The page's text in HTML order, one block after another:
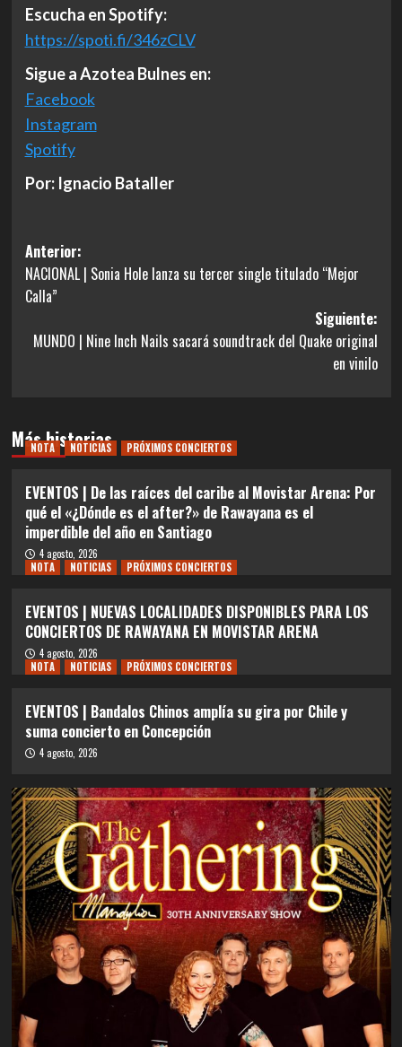
Escucha en Spotify:
https://spoti.fi/346zCLV
Sigue a Azotea Bulnes en:
Facebook
Instagram
Spotify
Por: Ignacio Bataller
Navegación
de
entradas
Anterior:
NACIONAL | Sonia Hole lanza su tercer single titulado “Mejor
Calla”
Siguiente:
MUNDO | Nine Inch Nails sacará soundtrack del Quake original
en vinilo
Más historias
NOTA NOTICIAS PRÓXIMOS CONCIERTOS
EVENTOS | De las raíces del caribe al Movistar Arena: Por
qué el «¿Dónde es el after?» de Rawayana es el
imperdible del año en Santiago
4 agosto, 2026
NOTA
NOTICIAS PRÓXIMOS CONCIERTOS
EVENTOS | NUEVAS LOCALIDADES DISPONIBLES PARA LOS
CONCIERTOS DE RAWAYANA EN MOVISTAR ARENA
4 agosto, 2026
NOTA
NOTICIAS PRÓXIMOS CONCIERTOS
EVENTOS | Bandalos Chinos amplía su gira por Chile y
suma concierto en Concepción
4 agosto, 2026